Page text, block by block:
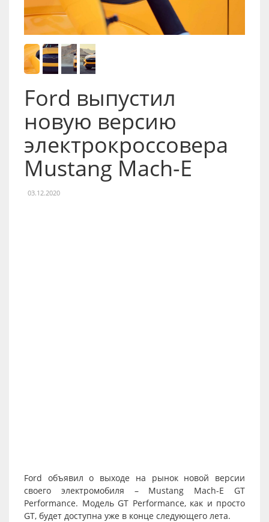
Ford выпустил
новую версию
электрокроссовера
Mustang Mach-E
03.12.2020
Ford объявил о выходе на рынок новой версии
своего электромобиля – Mustang Mach-E GT
Performance. Модель GT Performance, как и просто
GT, будет доступна уже в конце следующего лета.